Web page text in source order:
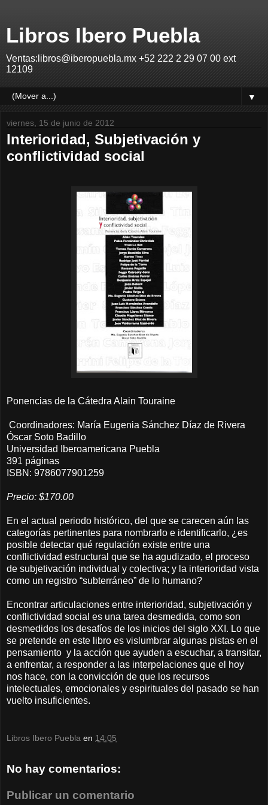
Libros Ibero Puebla
Ventas:libros@iberopuebla.mx +52 222 2 29 07 00 ext
12109
▼
viernes, 15 de junio de 2012
Interioridad, Subjetivación y
conflictividad social
Ponencias de la Cátedra Alain Touraine
Coordinadores: María Eugenia Sánchez Díaz de Rivera
Óscar Soto Badillo
Universidad Iberoamericana Puebla
391 páginas
ISBN: 9786077901259
Precio: $170.00
En el actual periodo histórico, del que se carecen aún las
categorías pertinentes para nombrarlo e identificarlo, ¿es
posible detectar qué regulación existe entre una
conflictividad estructural que se ha agudizado, el proceso
de subjetivación individual y colectiva; y la interioridad vista
como un registro “subterráneo” de lo humano?
Encontrar articulaciones entre interioridad, subjetivación y
conflictividad social es una tarea desmedida, como son
desmedidos los desafíos de los inicios del siglo XXI. Lo que
se pretende en este libro es vislumbrar algunas pistas en el
pensamiento y la acción que ayuden a escuchar, a transitar,
a enfrentar, a responder a las interpelaciones que el hoy
nos hace, con la convicción de que los recursos
intelectuales, emocionales y espirituales del pasado se han
vuelto insuficientes.
Libros Ibero Puebla en 14:05
No hay comentarios:
Publicar un comentario